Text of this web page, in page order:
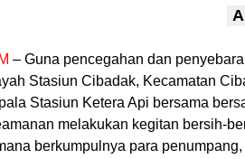
A
– Guna pencegahan dan
Stasiun Cibadak, Kecamatan
Stasiun Ketera Api bersama
melakukan kegitan bersih-
berkumpulnya para